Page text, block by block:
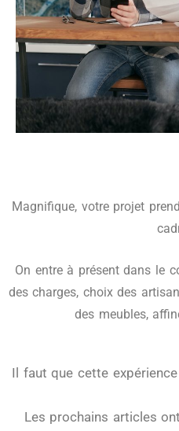
Magnifique, votre projet
On entre à présent dans le
des charges, choix des
des meubles,
Il faut que cette
Les prochains articles